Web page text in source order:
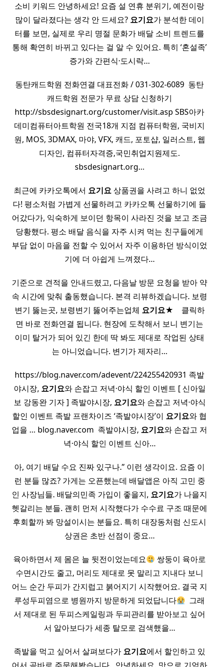
소비 키워드 안녕하세요! 요즘 설 연휴 분위기, 예전이랑
많이 달라졌다는 생각 안 드세요? 요기요가 분석한 데이
터를 보면, 실제로 우리 명절 문화가 배달 소비 트렌드를
통해 확연히 바뀌고 있다는 걸 알 수 있어요. 특히 ‘혼설족’
증가와 간편식·도시락…
동탄캐드학원 전화연결 대표전화 / 031-302-6089 ​ 동탄
캐드학원 전문가 무료 상담 신청하기
http://sbsdesignart.org/customer/visit.asp SBS아카
데미컴퓨터아트학원 전국18개 지점 컴퓨터학원, 국비지
원, MOS, 3DMAX, 마야, VFX, 캐드, 포토샵, 일러스트, 웹
디자인, 컴퓨터자격증,국민취업지원제도.
sbsdesignart.org…
최근에 카카오톡에서 요기요상품권을 사려고 하니 없었
다! 평소처럼 가볍게 선물하려고 카카오톡 선물하기에 들
어갔다가, 익숙하게 보이던 항목이 사라진 것을 보고 조금
당황했다. 평소 배달 음식을 자주 시켜 먹는 친구들에게
부담 없이 마음을 전할 수 있어서 자주 이용하던 방식이었
기에 더 아쉽게 느껴졌다…
기준으로 견적을 안내드렸고, 다음날 방문 요청을 받아 약
속 시간에 맞춰 출동했습니다. 본격 리뷰하겠습니다. 보령
변기 뚫는곳, 보령변기 뚫어주는업체 요기요★ ​ ​ ​ 클릭하
면 바로 전화연결 됩니다. 현장에 도착해서 보니 변기는
이미 탈거가 되어 있긴 한데 딱 봐도 제대로 작업된 상태
는 아니었습니다. 변기가 제자리…
https://blog.naver.com/adevent/224255420931 족발
야시장, 요기요와 손잡고 저녁·야식 할인 이벤트 [ 신아일
보 강동완 기자 ] 족발야시장, 요기요와 손잡고 저녁·야식
할인 이벤트 족발 프랜차이즈 ‘족발야시장’이 요기요와 협
업을 … blog.naver.com ​ 족발야시장, 요기요와 손잡고 저
녁·야식 할인 이벤트 신아…
아, 여기 배달 수요 진짜 있구나.” 이런 생각이요. 요즘 이
런 분들 많죠? 가게는 오픈했는데 배달앱은 아직 고민 중
인 사장님들. 배달의민족 가입이 좋을지, 요기요가 나을지
헷갈리는 분들. 괜히 먼저 시작했다가 수수료 구조 때문에
후회할까 봐 망설이시는 분들요. 특히 대장동처럼 신도시
상권은 초반 선점이 중요…
육아하면서 제 몸은 늘 뒷전이었는데요
쌍둥이 육아로
수면시간도 줄고, 머리도 제대로 못 말리고 지내다 보니
어느 순간 두피가 간지럽고 붉어지기 시작했어요. 결국 지
루성두피염으로 병원까지 방문하게 되었답니다
​ 그래
서 제대로 된 두피스케일링과 두피관리를 받아보고 싶어
서 알아보다가 세종 탈모로 검색했을…
족발을 먹고 싶어서 살펴보다가 요기요에서 할인하고 있